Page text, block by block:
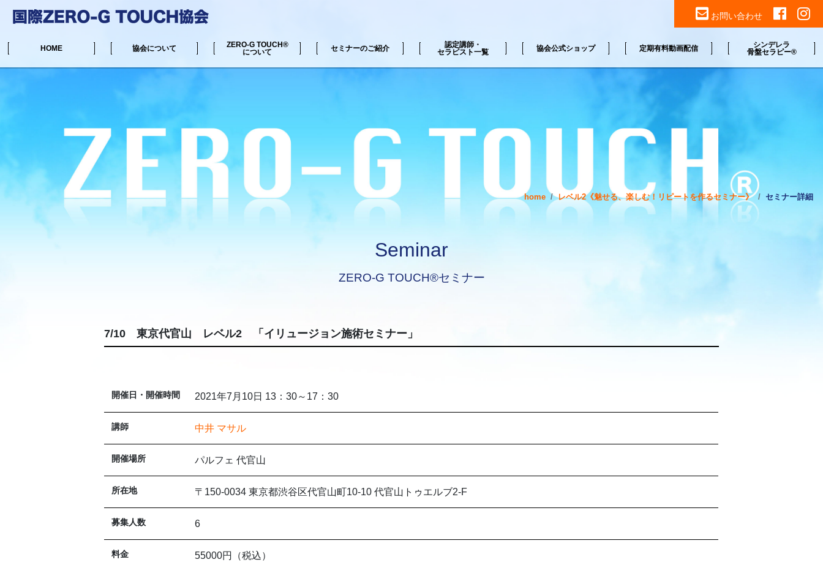
お問い合わせ
HOME 協会について
ZERO-G TOUCH®
について
セミナーのご紹介
認定講師・
セラピスト一覧
協会公式ショップ 定期有料動画配信
シンデレラ
骨盤セラピー®
home レベル2《魅せる、楽しむ！リピートを作るセミナー》 セミナー詳細
Seminar
ZERO-G TOUCH®セミナー
7/10 東京代官山 レベル2 「イリュージョン施術セミナー」
開催日・開催時間 2021年7月10日 13：30～17：30
講師 中井 マサル
開催場所 パルフェ 代官山
所在地 〒150-0034 東京都渋谷区代官山町10-10 代官山トゥエルブ2-F
募集人数 6
料金 55000円（税込）